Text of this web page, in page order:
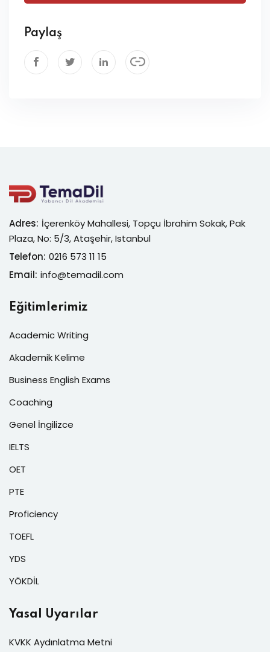
Paylaş
Adres: İçerenköy Mahallesi, Topçu İbrahim Sokak, Pak
Plaza, No: 5/3, Ataşehir, Istanbul
Telefon: 0216 573 11 15
Email: info@temadil.com
Eğitimlerimiz
Academic Writing
Akademik Kelime
Business English Exams
Coaching
Genel İngilizce
IELTS
OET
PTE
Proficiency
TOEFL
YDS
YÖKDİL
Yasal Uyarılar
KVKK Aydınlatma Metni